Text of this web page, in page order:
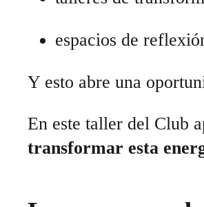
espacios de
Y esto abre una
En este taller del Club
transformar esta